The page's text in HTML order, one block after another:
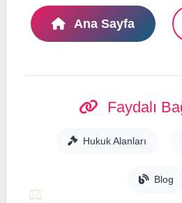
Ana Sayfa
Faydalı
Hukuk Alanları
Blog